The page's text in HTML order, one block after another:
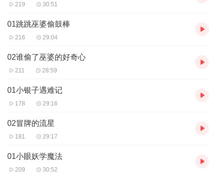
219 30:51
01跳跳巫婆偷鼓棒
216 29:04
02谁偷了巫婆的好奇心
211 28:59
01小银子遇难记
178 29:16
02冒牌的流星
181 29:17
01小眼妖学魔法
209 30:52